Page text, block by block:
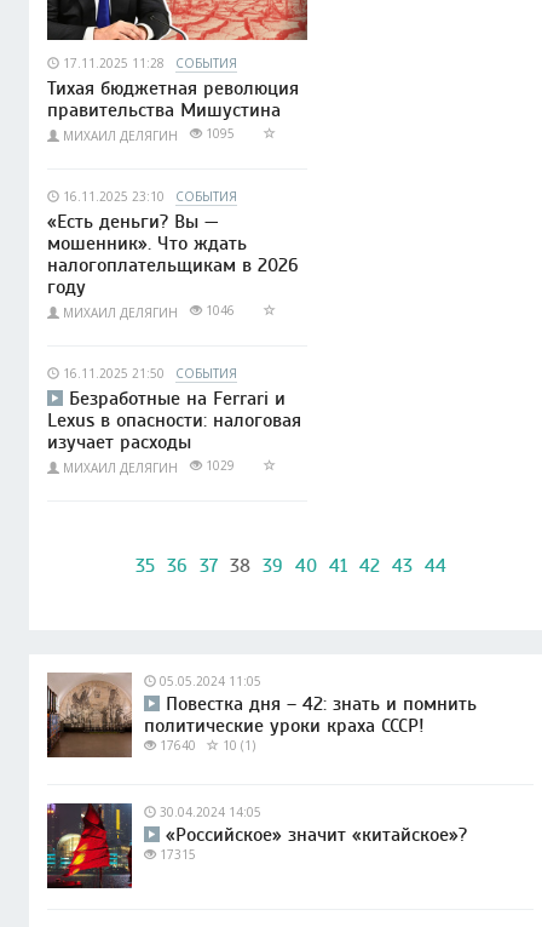
17.11.2025 11:28 СОБЫТИЯ
Тихая бюджетная революция
правительства Мишустина
МИХАИЛ ДЕЛЯГИН 1095
16.11.2025 23:10 СОБЫТИЯ
«Есть деньги? Вы —
мошенник». Что ждать
налогоплательщикам в 2026
году
МИХАИЛ ДЕЛЯГИН 1046
16.11.2025 21:50 СОБЫТИЯ
Безработные на Ferrari и
Lexus в опасности: налоговая
изучает расходы
МИХАИЛ ДЕЛЯГИН 1029
35 36 37 38 39 40 41 42 43 44
05.05.2024 11:05
Повестка дня – 42: знать и помнить
политические уроки краха СССР!
17640 10 (1)
30.04.2024 14:05
«Российское» значит «китайское»?
17315